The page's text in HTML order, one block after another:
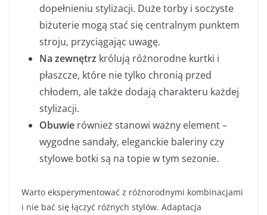
dopełnieniu stylizacji. Duże torby i soczyste
biżuterie mogą stać się centralnym punktem
stroju, przyciągając uwagę.
Na zewnętrz królują różnorodne kurtki i
płaszcze, które nie tylko chronią przed
chłodem, ale także dodają charakteru każdej
stylizacji.
Obuwie również stanowi ważny element –
wygodne sandały, eleganckie baleriny czy
stylowe botki są na topie w tym sezonie.
Warto eksperymentować z różnorodnymi kombinacjami
i nie bać się łączyć różnych stylów. Adaptacja